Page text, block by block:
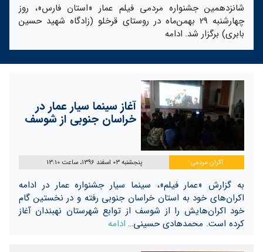
شانزدهمین جشنواره مردمی فیلم عمار «استان فارس»، روز
چهارشنبه 29 بهمن‌ماه در روستای قرخلو (زادگاه شهید حسین
بابری) برگزار شد. ادامه
آغاز سینما سیار عمار در
خراسان جنوبی از شوسف
اکران مردمی پنجشنبه 03 اسفند 1396، ساعت 13:10
به گزارش «عمار فیلم»، سینما سیار جشنواره عمار در ادامه
اکران‌های خود به استان خراسان جنوبی رفته و در نخستین گام
خود اکران‌هایش را از شوسف از توابع شهرستان نهبندان آغاز
کرده است. محمدهادی حسینی… ادامه